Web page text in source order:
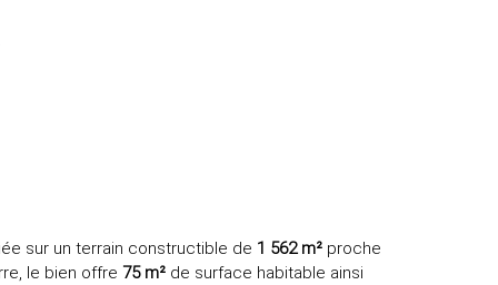
sur un terrain constructible de 1 562 m² proche
le bien offre 75 m² de surface habitable ainsi